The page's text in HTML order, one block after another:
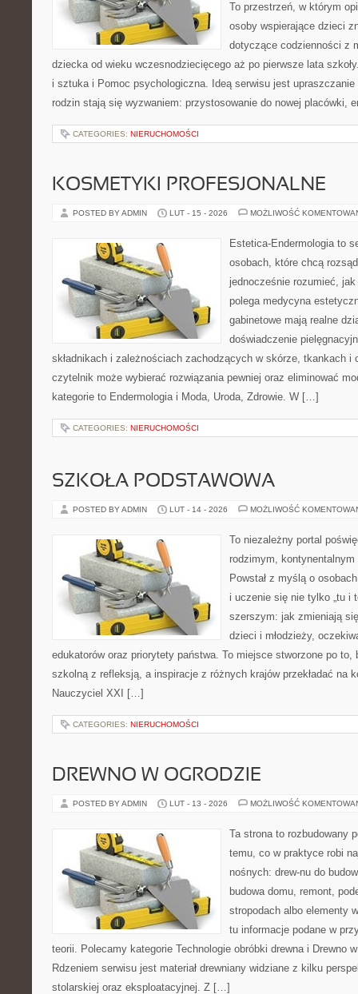
To przestrzeń, w którym
osoby wspierające dzieci
dotyczące codzienności z
dziecka od wieku wczesnodziecięcego aż po pierwsze lata
i sztuka i Pomoc psychologiczna. Ideą serwisu jest upraszczanie
rodzin stają się wyzwaniem: przystosowanie do nowej placówki,
CATEGORIES: NIERUCHOMOŚCI
KOSMETYKI PROFESJONALNE
POSTED BY ADMIN LUT - 15 - 2026 MOŻLIWOŚĆ
Estetica-Endermologia to
osobach, które chcą
jednocześnie rozumieć,
polega medycyna
gabinetowe mają realne
doświadczenie
składnikach i zależnościach zachodzących w skórze, tkankach i
czytelnik może wybierać rozwiązania pewniej oraz eliminować
kategorie to Endermologia i Moda, Uroda, Zdrowie. W […]
CATEGORIES: NIERUCHOMOŚCI
SZKOŁA PODSTAWOWA
POSTED BY ADMIN LUT - 14 - 2026 MOŻLIWOŚĆ
To niezależny portal
rodzimym,
Powstał z myślą o
i uczenie się nie tylko „tu i
szerszym: jak zmieniają
dzieci i młodzieży,
edukatorów oraz priorytety państwa. To miejsce stworzone po to,
szkolną z refleksją, a inspiracje z różnych krajów przekładać na
Nauczyciel XXI […]
CATEGORIES: NIERUCHOMOŚCI
DREWNO W OGRODZIE
POSTED BY ADMIN LUT - 13 - 2026 MOŻLIWOŚĆ
Ta strona to rozbudowany
temu, co w praktyce robi
nośnych: drew-nu do
budowa domu, remont,
stropodach albo elementy
tu informacje podane w
teorii. Polecamy kategorie Technologie obróbki drewna i Drewno
Rdzeniem serwisu jest materiał drewniany widziane z kilku
stolarskiej oraz eksploatacyjnej. Z […]